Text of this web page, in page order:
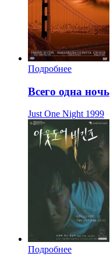
Подробнее
Всего одна ночь
Just One Night 1999
Подробнее